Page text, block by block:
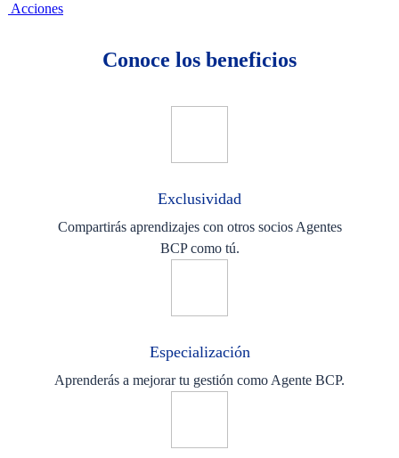
Acciones
Conoce los beneficios
Exclusividad
Compartirás aprendizajes con otros socios Agentes
BCP como tú.
Especialización
Aprenderás a mejorar tu gestión como Agente BCP.